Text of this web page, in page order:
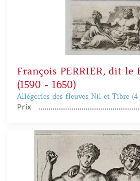
François PERRIER, dit le
(1590 - 1650)
Allégories des fleuves Nil et Tibre (4
Prix